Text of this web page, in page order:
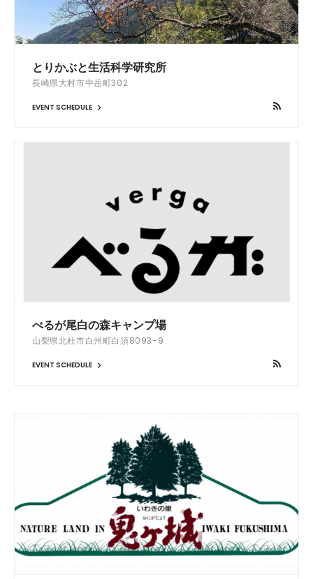
とりかぶと生活科学研究所
長崎県大村市中岳町302
EVENT SCHEDULE
べるが尾白の森キャンプ場
山梨県北杜市白州町白須8093-9
EVENT SCHEDULE